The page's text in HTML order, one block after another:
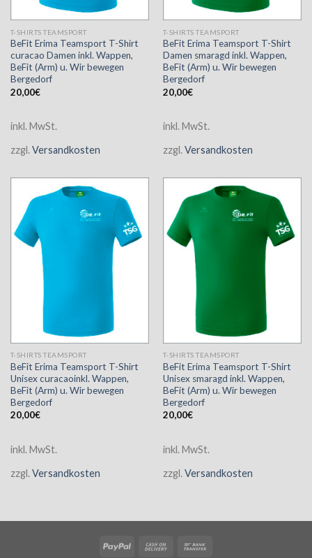
T-SHIRTS TEAMSPORT
BeFit Erima Teamsport T-Shirt
curacao Damen inkl. Wappen,
BeFit (Arm) u. Wir bewegen
Bergedorf
20,00€
inkl. MwSt.
zzgl. Versandkosten
T-SHIRTS TEAMSPORT
BeFit Erima Teamsport T-Shirt
Damen smaragd inkl. Wappen,
BeFit (Arm) u. Wir bewegen
Bergedorf
20,00€
inkl. MwSt.
zzgl. Versandkosten
T-SHIRTS TEAMSPORT
BeFit Erima Teamsport T-Shirt
Unisex curacaoinkl. Wappen,
BeFit (Arm) u. Wir bewegen
Bergedorf
20,00€
inkl. MwSt.
zzgl. Versandkosten
T-SHIRTS TEAMSPORT
BeFit Erima Teamsport T-Shirt
Unisex smaragd inkl. Wappen,
BeFit (Arm) u. Wir bewegen
Bergedorf
20,00€
inkl. MwSt.
zzgl. Versandkosten